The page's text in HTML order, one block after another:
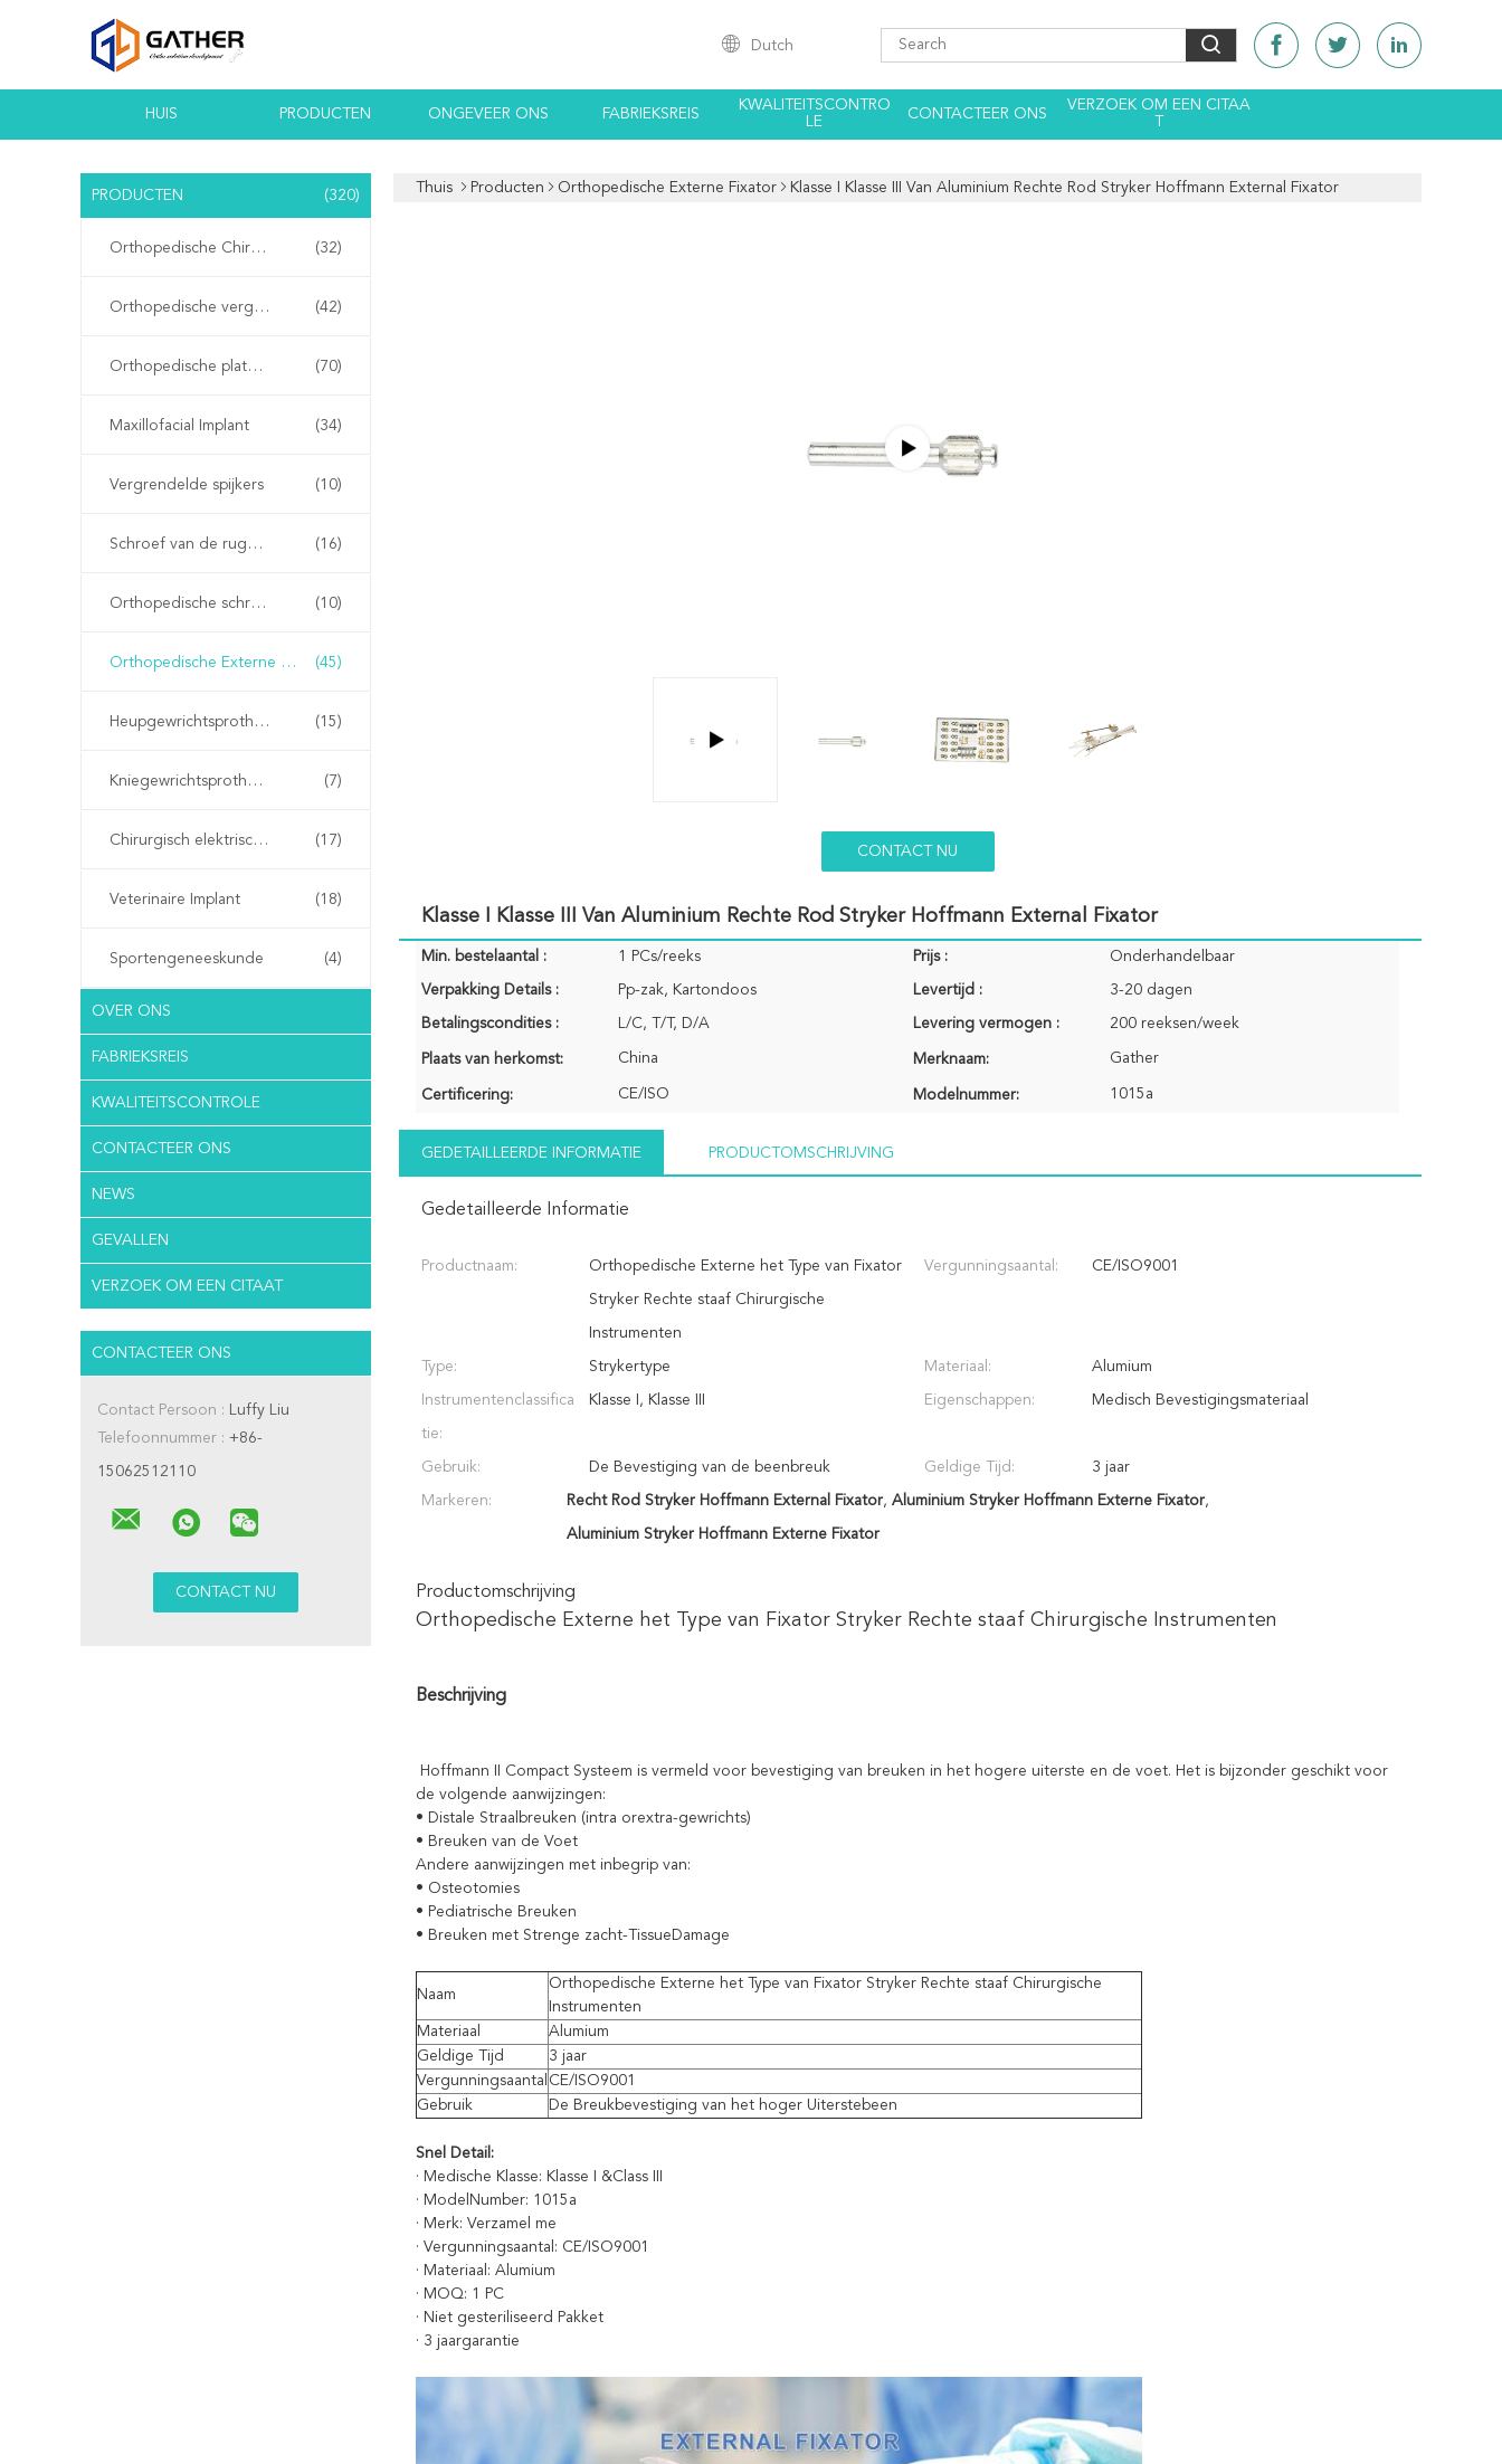
Dutch
HUIS PRODUCTEN ONGEVEER ONS FABRIEKSREIS
KWALITEITSCONTRO
LE
CONTACTEER ONS
VERZOEK OM EEN CITAA
PRODUCTEN (320)
Orthopedische Chirurgische Instrumenten (32)
Orthopedische vergrendelingsplaten (42)
Orthopedische platen en schroeven (70)
Maxillofacial Implant (34)
Vergrendelde spijkers (10)
Schroef van de ruggengraat (16)
Orthopedische schroeven met een kan (10)
Orthopedische Externe Fixator (45)
Heupgewrichtsprothese (15)
Kniegewrichtsprothese (7)
Chirurgisch elektrisch gereedschap (17)
Veterinaire Implant (18)
Sportengeneeskunde (4)
OVER ONS
FABRIEKSREIS
KWALITEITSCONTROLE
CONTACTEER ONS
NEWS
GEVALLEN
VERZOEK OM EEN CITAAT
CONTACTEER ONS
Contact Persoon : Luffy Liu
Telefoonnummer : +86-
15062512110
Thuis Producten Orthopedische Externe Fixator Klasse I Klasse III Van Aluminium Rechte Rod Stryker Hoffmann External Fixator
CONTACT NU
Klasse I Klasse III Van Aluminium Rechte Rod Stryker Hoffmann External Fixator
Min. bestelaantal : 1 PCs/reeks Prijs : Onderhandelbaar
Verpakking Details : Pp-zak, Kartondoos Levertijd : 3-20 dagen
Betalingscondities : L/C, T/T, D/A Levering vermogen : 200 reeksen/week
Plaats van herkomst: China Merknaam: Gather
Certificering: CE/ISO Modelnummer: 1015a
GEDETAILLEERDE INFORMATIE PRODUCTOMSCHRIJVING
Gedetailleerde Informatie
Productnaam: Orthopedische Externe het Type van Fixator
Stryker Rechte staaf Chirurgische
Instrumenten
Vergunningsaantal: CE/ISO9001
Type: Strykertype Materiaal: Alumium
Instrumentenclassifica
tie:
Klasse I, Klasse III Eigenschappen: Medisch Bevestigingsmateriaal
Gebruik: De Bevestiging van de beenbreuk Geldige Tijd: 3 jaar
Markeren: Recht Rod Stryker Hoffmann External Fixator, Aluminium Stryker Hoffmann Externe Fixator,
Aluminium Stryker Hoffmann Externe Fixator
Productomschrijving
Orthopedische Externe het Type van Fixator Stryker Rechte staaf Chirurgische Instrumenten
Beschrijving
Hoffmann II Compact Systeem is vermeld voor bevestiging van breuken in het hogere uiterste en de voet. Het is bijzonder geschikt voor
de volgende aanwijzingen:
• Distale Straalbreuken (intra orextra-gewrichts)
• Breuken van de Voet
Andere aanwijzingen met inbegrip van:
• Osteotomies
• Pediatrische Breuken
• Breuken met Strenge zacht-TissueDamage
Naam
Orthopedische Externe het Type van Fixator Stryker Rechte staaf Chirurgische
Instrumenten
Materiaal
Alumium
Geldige Tijd
3 jaar
Vergunningsaantal CE/ISO9001
Gebruik
De Breukbevestiging van het hoger Uiterstebeen
Snel Detail:
· Medische Klasse: Klasse I &Class III
· ModelNumber: 1015a
· Merk: Verzamel me
· Vergunningsaantal: CE/ISO9001
· Materiaal: Alumium
· MOQ: 1 PC
· Niet gesteriliseerd Pakket
· 3 jaargarantie